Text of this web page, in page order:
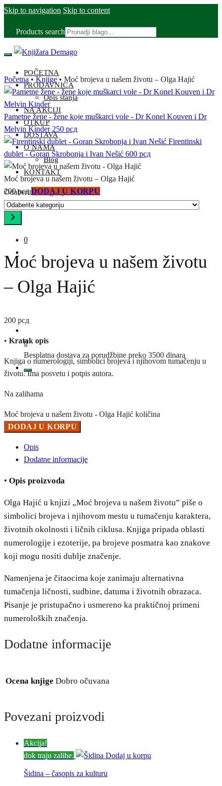
Skip to navigation Skip to content
Products search
POČETNA
PRODAVNICA
Opis stanja
NA AKCIJI
OTKUP
DOSTAVA
O NAMA
Blog
KONTAKT
Odaberite kategoriju
0
0
Besplatna dostava za porudžbine preko 3500 dinara
Početna • Knjige • Moć brojeva u našem životu – Olga Hajić
Pametne žene - žene koje muškarci vole - Dr Konel Kouven i Dr
Melvin Kinder 250 рсд
Firentinski
dublet - Goran Skrobonja i Ivan Nešić 600 рсд
Moć brojeva u našem životu – Olga Hajić
200рсд DODAJ U KORPU
Moć brojeva u našem životu
– Olga Hajić
200 рсд
• Kratak opis
Knjiga o numerologiji, simbolici brojeva i njihovom tumačenju u
životu. Ima posvetu i potpis autora.
Na zalihama
Moć brojeva u našem životu - Olga Hajić količina
DODAJ U KORPU
Opis
Dodatne informacije
• Opis proizvoda
Olga Hajić u knjizi „Moć brojeva u našem životu” piše o
simbolici brojeva i njihovom mestu u tumačenju karaktera,
životnih okolnosti i ličnih ciklusa. Knjiga pripada oblasti
numerologije i ezoterije, pa brojeve posmatra kao znakove
koji mogu nositi dublje značenje.
Namenjena je čitaocima koje zanimaju alternativna
tumačenja ličnosti, sudbine, datuma i životnih obrazaca.
Pisanje je pristupačno i usmereno ka praktičnoj primeni
numeroloških značenja.
Dodatne informacije
Ocena knjige Dobro očuvana
Povezani proizvodi
Akcija!
dok traju zalihe.
Dodaj u korpu
Šidina – časopis za kulturu